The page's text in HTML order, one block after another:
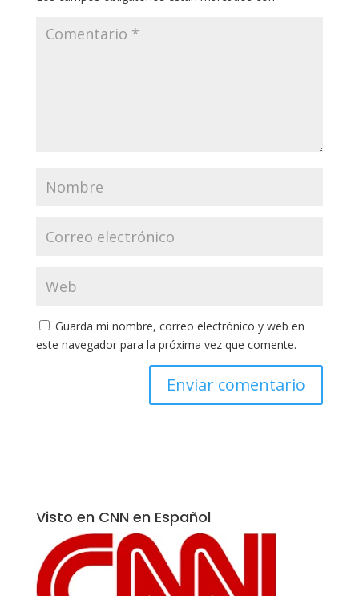
Guarda mi nombre, correo electrónico y web en
este navegador para la próxima vez que comente.
Visto en CNN en Español